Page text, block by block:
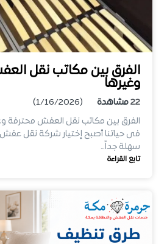
الفرق بين مكاتب نقل
وغيرها
22مشاهدة
(1/16/2026)
الفرق بين مكاتب نقل العفش محترفة
فى حياتنا أصبح إختيار شركة نقل عفش
سهلة جداً…
تابع القراءة